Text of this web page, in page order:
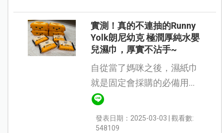
尼...
實測！真的不連抽的Runny
Yolk朗尼幼克 極潤厚純水嬰
兒濕巾，厚實不沾手~
自從當了媽咪之後，濕紙巾
就是固定會採購的必備用
品，不管是寶寶吃副食品用
來擦嘴嘴，或是外出換尿布
用來擦屁屁，平常居家用來
發表日期：2025-03-03 | 觀看數:
548109